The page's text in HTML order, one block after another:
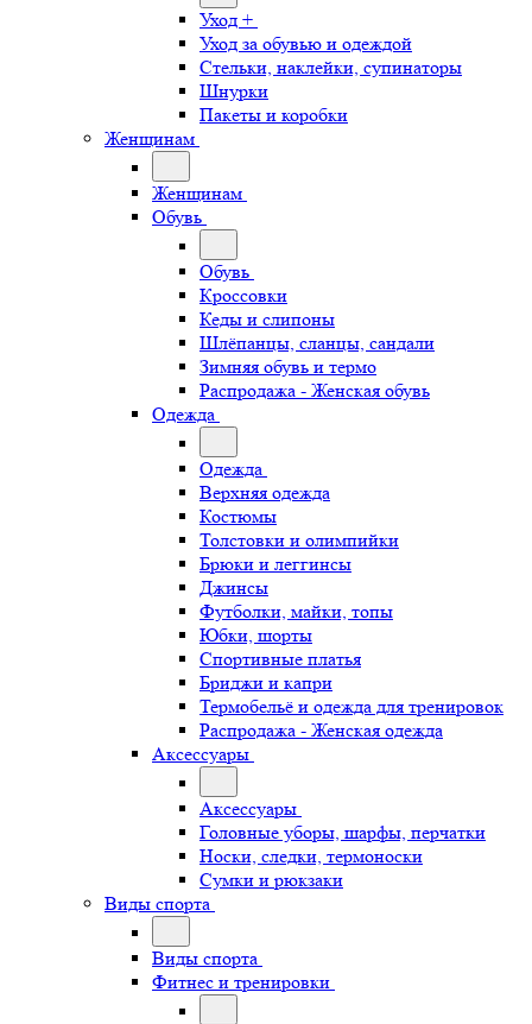
Уход +
Уход за обувью и одеждой
Стельки, наклейки, супинаторы
Шнурки
Пакеты и коробки
Женщинам
Женщинам
Обувь
Обувь
Кроссовки
Кеды и слипоны
Шлёпанцы, сланцы, сандали
Зимняя обувь и термо
Распродажа - Женская обувь
Одежда
Одежда
Верхняя одежда
Костюмы
Толстовки и олимпийки
Брюки и леггинсы
Джинсы
Футболки, майки, топы
Юбки, шорты
Спортивные платья
Бриджи и капри
Термобельё и одежда для тренировок
Распродажа - Женская одежда
Аксессуары
Аксессуары
Головные уборы, шарфы, перчатки
Носки, следки, термоноски
Сумки и рюкзаки
Виды спорта
Виды спорта
Фитнес и тренировки